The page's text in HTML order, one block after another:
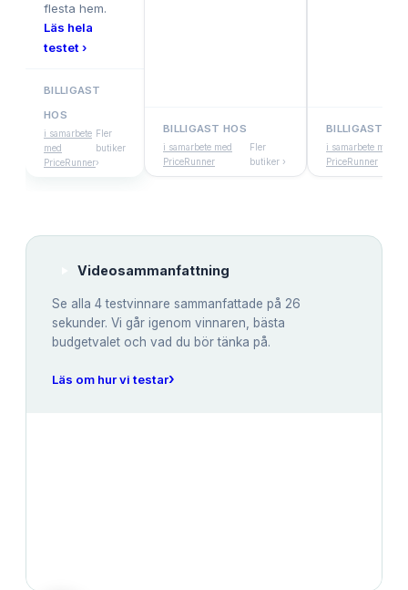
flesta hem.
Läs hela
testet ›
BILLIGAST
HOS
i samarbete
med
PriceRunner
Fler
butiker
›
BILLIGAST HOS
i samarbete med
PriceRunner
Fler
butiker ›
BILLIGAST
i samarbete med
PriceRunner
Videosammanfattning
Se alla 4testvinnare sammanfattade på 26
sekunder. Vi går igenom vinnaren, bästa
budgetvalet och vad du bör tänka på.
Läs om hur vi testar›